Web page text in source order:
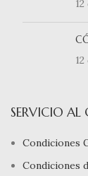
SERVICIO AL
Condiciones
Condiciones